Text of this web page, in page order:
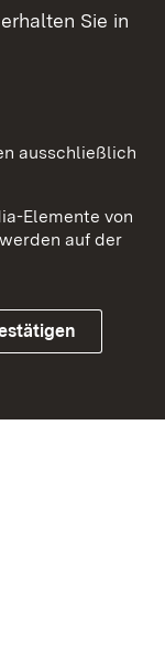
Sie in
ausschließlich
Elemente von
auf der